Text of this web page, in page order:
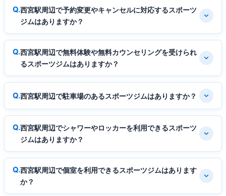
西宮駅周辺で予約変更やキャンセルに対応するスポーツ
ジムはありますか？
西宮駅周辺で無料体験や無料カウンセリングを受けられ
るスポーツジムはありますか？
西宮駅周辺で駐車場のあるスポーツジムはありますか？
西宮駅周辺でシャワーやロッカーを利用できるスポーツ
ジムはありますか？
西宮駅周辺で個室を利用できるスポーツジムはあります
か？